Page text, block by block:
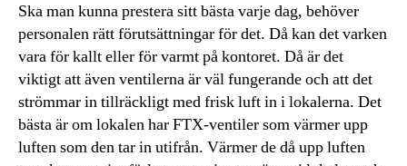
Ska man kunna prestera sitt bästa varje dag, behöver
personalen rätt förutsättningar för det. Då kan det varken
vara för kallt eller för varmt på kontoret. Då är det
viktigt att även ventilerna är väl fungerande och att det
strömmar in tillräckligt med frisk luft in i lokalerna. Det
bästa är om lokalen har FTX-ventiler som värmer upp
luften som den tar in utifrån. Värmer de då upp luften